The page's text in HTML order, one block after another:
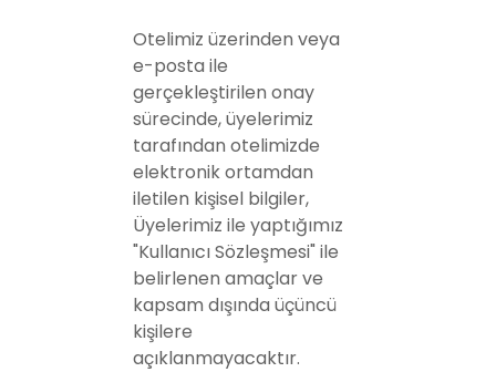
Otelimiz üzerinden veya
e-posta ile
gerçekleştirilen onay
sürecinde, üyelerimiz
tarafından otelimizde
elektronik ortamdan
iletilen kişisel bilgiler,
Üyelerimiz ile yaptığımız
"Kullanıcı Sözleşmesi" ile
belirlenen amaçlar ve
kapsam dışında üçüncü
kişilere
açıklanmayacaktır.